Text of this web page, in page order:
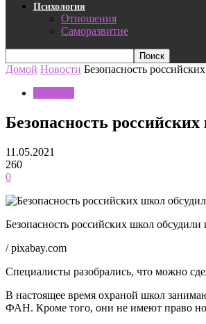
Психология
Отношения
Саморазвитие
Домой Новости Безопасность
Безопасность
11.05.2021
260
0
Безопасность российских школ обсудили
/ pixabay.com
Специалисты разобрались, что можно
В настоящее время охраной школ
ФАН. Кроме того, они не имеют право